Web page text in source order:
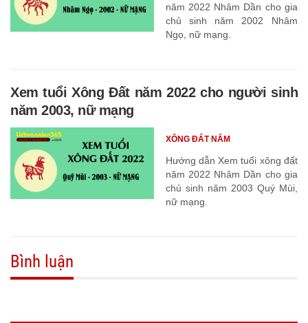
năm 2022 Nhâm Dần cho gia
chủ sinh năm 2002 Nhâm
Ngọ, nữ mạng.
Xem tuổi Xông Đất năm 2022 cho người sinh
năm 2003, nữ mạng
Hướng dẫn Xem tuổi xông đất
năm 2022 Nhâm Dần cho gia
chủ sinh năm 2003 Quý Mùi,
nữ mạng.
XÔNG ĐẤT NĂM
Bình luận